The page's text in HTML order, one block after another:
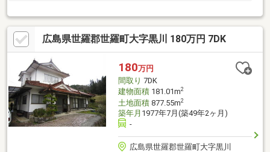
広島県世羅郡世羅町大字黒川 180万円 7DK
180万円
間取り 7DK
建物面積181.01m2
土地面積877.55m2
築年月 1977年7月(築49年2ヶ月)
-
広島県世羅郡世羅町大字黒川